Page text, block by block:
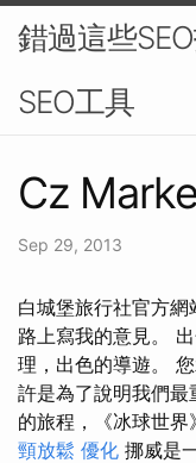
錯過這些
SEO工具
Cz
Sep 29, 2013
白城堡旅行社官方
路上寫我的意見。
理，出色的導遊。
許是為了說明我們
的旅程，《冰球世界
頸放鬆 優化 挪威是